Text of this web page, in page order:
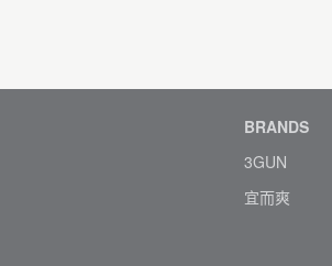
BRANDS
3GUN
宜而爽